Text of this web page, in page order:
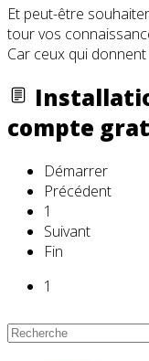
Et peut-être
tour vos
Car ceux qui
compte
Démarrer
Précédent
1
Suivant
Fin
1